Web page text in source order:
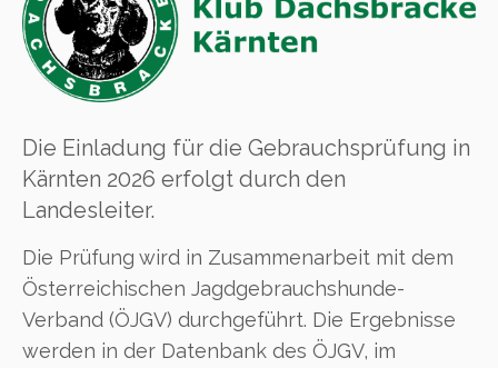
Die Einladung für die Gebrauchsprüfung in
Kärnten 2026 erfolgt durch den
Landesleiter.
Die Prüfung wird in Zusammenarbeit mit dem
Österreichischen Jagdgebrauchshunde-
Verband (ÖJGV) durchgeführt. Die Ergebnisse
werden in der Datenbank des ÖJGV, im